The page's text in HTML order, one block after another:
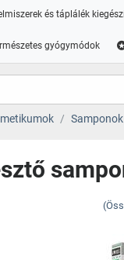
és táplálék
gyógymódok
Samponok